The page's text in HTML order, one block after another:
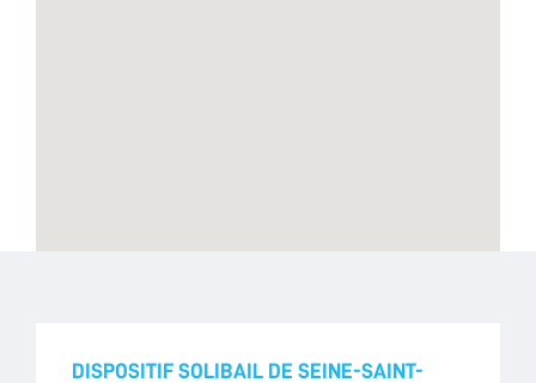
DISPOSITIF SOLIBAIL DE SEINE-SAINT-